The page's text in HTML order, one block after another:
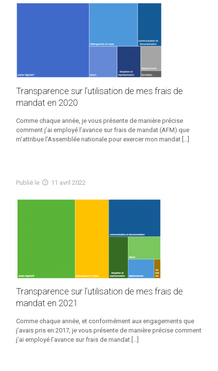
Transparence sur l’utilisation de mes frais de
mandat en 2020
Comme chaque année, je vous présente de manière précise
comment j’ai employé l’avance sur frais de mandat (AFM) que
m’attribue l’Assemblée nationale pour exercer mon mandat […]
Publié le 11 avril 2022
Transparence sur l’utilisation de mes frais de
mandat en 2021
Comme chaque année, et conformément aux engagements que
j’avais pris en 2017, je vous présente de manière précise comment
j’ai employé l’avance sur frais de mandat […]